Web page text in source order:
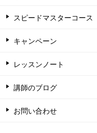
スピードマスターコース
キャンペーン
レッスンノート
講師のブログ
お問い合わせ